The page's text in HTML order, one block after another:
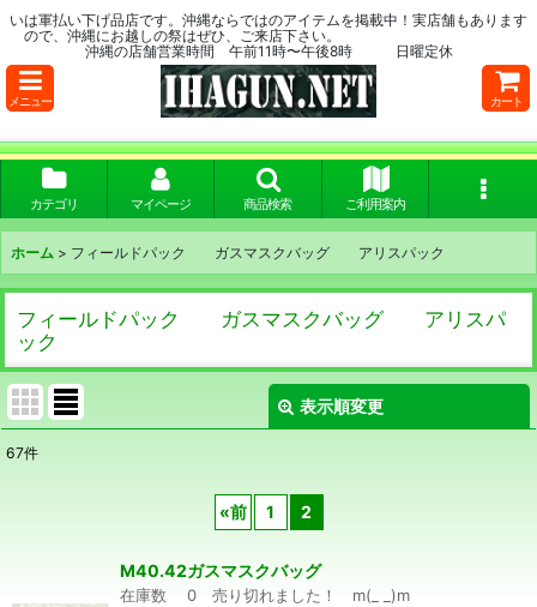
いは軍払い下げ品店です。沖縄ならではのアイテムを掲載中！実店舗もあります
ので、沖縄にお越しの祭はぜひ、ご来店下さい。
沖縄の店舗営業時間 午前11時〜午後8時 日曜定休
メニュー カート
カテゴリ マイページ 商品検索 ご利用案内
ホーム > フィールドパック ガスマスクバッグ アリスパック
フィールドパック ガスマスクバッグ アリスパ
ック
表示順変更
67件
«前 1 2
M40.42ガスマスクバッグ
在庫数 0 売り切れました！ m(_ _)m